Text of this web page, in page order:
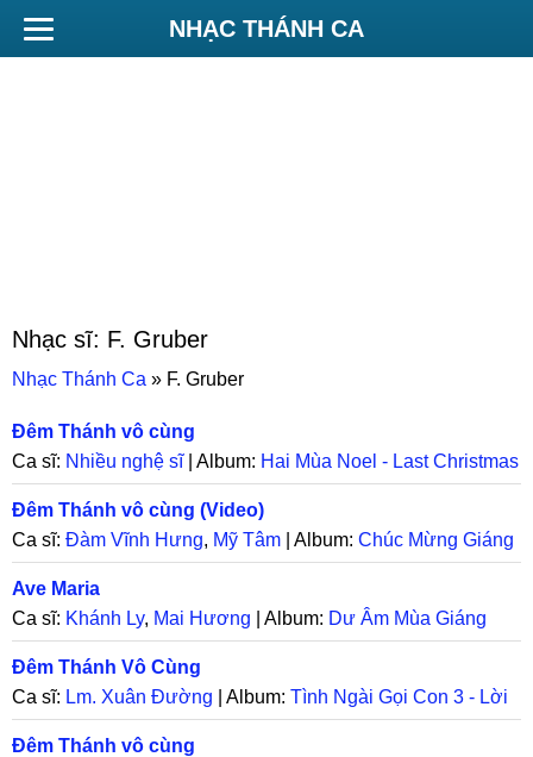
NHẠC THÁNH CA
Nhạc sĩ: F. Gruber
Nhạc Thánh Ca » F. Gruber
Đêm Thánh vô cùng
Ca sĩ: Nhiều nghệ sĩ| Album: Hai Mùa Noel - Last Christmas
(Video)
Đêm Thánh vô cùng (Video)
Ca sĩ: Đàm Vĩnh Hưng, Mỹ Tâm | Album: Chúc Mừng Giáng
Sinh - Viva La Radio
Ave Maria
Ca sĩ: Khánh Ly, Mai Hương | Album: Dư Âm Mùa Giáng
Sinh
Đêm Thánh Vô Cùng
Ca sĩ: Lm. Xuân Đường | Album: Tình Ngài Gọi Con 3 - Lời
Ru Giáng Sinh
Đêm Thánh vô cùng